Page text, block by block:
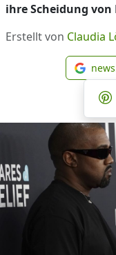
ihre Scheidung von
Erstellt von Claudia